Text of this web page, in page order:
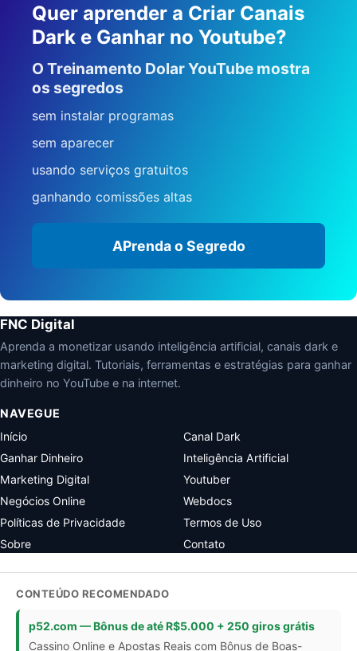
Quer aprender a Criar Canais
Dark e Ganhar no Youtube?
O Treinamento Dolar YouTube mostra
os segredos
sem instalar programas
sem aparecer
usando serviços gratuitos
ganhando comissões altas
APrenda o Segredo
FNC Digital
Aprenda a monetizar usando inteligência artificial, canais dark e
marketing digital. Tutoriais, ferramentas e estratégias para ganhar
dinheiro no YouTube e na internet.
NAVEGUE
Início
Canal Dark
Ganhar Dinheiro
Inteligência Artificial
Marketing Digital
Youtuber
Negócios Online
Webdocs
Políticas de Privacidade
Termos de Uso
Sobre
Contato
CONTEÚDO RECOMENDADO
p52.com — Bônus de até R$5.000 + 250 giros grátis
Cassino Online e Apostas Reais com Bônus de Boas-